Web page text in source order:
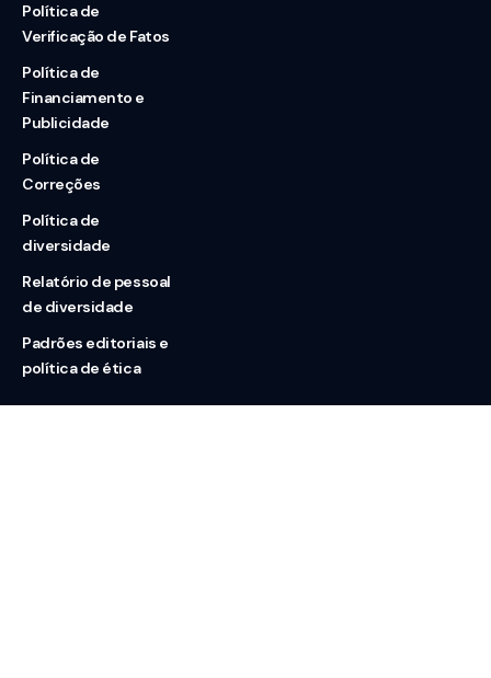
Política de
Verificação de Fatos
Política de
Financiamento e
Publicidade
Política de
Correções
Política de
diversidade
Relatório de pessoal
de diversidade
Padrões editoriais e
política de ética